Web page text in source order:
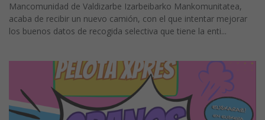
Mancomunidad de Valdizarbe Izarbeibarko Mankomunitatea,
acaba de recibir un nuevo camión, con el que intentar mejorar
los buenos datos de recogida selectiva que tiene la enti...